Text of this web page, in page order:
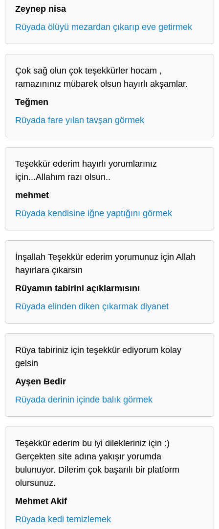
Zeynep nisa
Rüyada ölüyü mezardan çıkarıp eve getirmek
Çok sağ olun çok teşekkürler hocam ,
ramazınınız mübarek olsun hayırlı akşamlar.
Teğmen
Rüyada fare yılan tavşan görmek
Teşekkür ederim hayırlı yorumlarınız
için...Allahım razı olsun..
mehmet
Rüyada kendisine iğne yaptığını görmek
İnşallah Teşekkür ederim yorumunuz için Allah
hayırlara çıkarsın
Rüyamın tabirini açıklarmısını
Rüyada elinden diken çıkarmak diyanet
Rüya tabiriniz için teşekkür ediyorum kolay
gelsin
Ayşen Bedir
Rüyada derinin içinde balık görmek
Teşekkür ederim bu iyi dilekleriniz için :)
Gerçekten site adına yakışır yorumda
bulunuyor. Dilerim çok başarılı bir platform
olursunuz.
Mehmet Akif
Rüyada kedi temizlemek